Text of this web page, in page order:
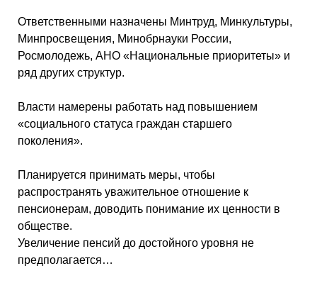
Ответственными назначены Минтруд, Минкультуры,
Минпросвещения, Минобрнауки России,
Росмолодежь, АНО «Национальные приоритеты» и
ряд других структур.
Власти намерены работать над повышением
«социального статуса граждан старшего
поколения».
Планируется принимать меры, чтобы
распространять уважительное отношение к
пенсионерам, доводить понимание их ценности в
обществе.
Увеличение пенсий до достойного уровня не
предполагается…